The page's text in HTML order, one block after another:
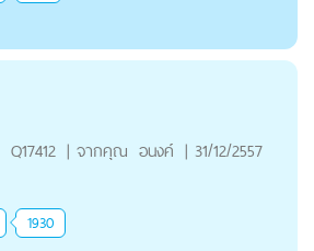
Q17412 | จากคุณ อนงค์ | 31/12/2557
1930